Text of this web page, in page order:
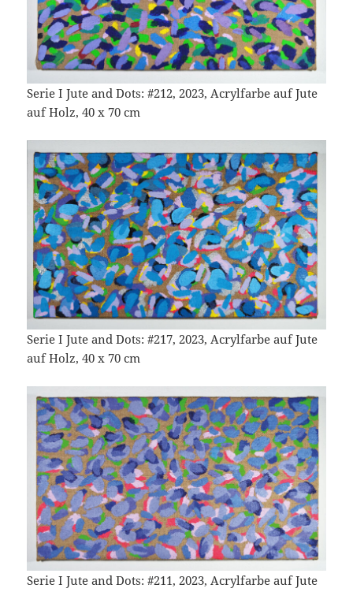
Serie I Jute and Dots: #212, 2023, Acrylfarbe auf Jute
auf Holz, 40 x 70 cm
Serie I Jute and Dots: #217, 2023, Acrylfarbe auf Jute
auf Holz, 40 x 70 cm
Serie I Jute and Dots: #211, 2023, Acrylfarbe auf Jute